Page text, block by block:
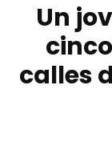
Un
calles